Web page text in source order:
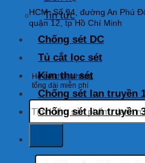
HCM: Số 94, đường An Phú
quận 12, tp Hồ Chí Minh
Hỗ trợ khách hàng
tổng đài miễn phí
Tìm
kiếm:
Tin tức
Chống sét DC
Tủ cắt lọc sét
Kim thu sét
Chống sét lan truyền
Chống sét lan truyền
Tìm